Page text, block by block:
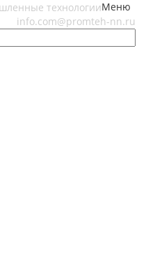
Меню
info.com@promteh-nn.ru